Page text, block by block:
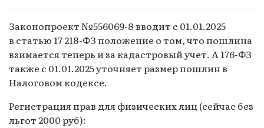
Законопроект №556069-8 вводит с 01.01.2025
в статью 17 218-ФЗ положение о том, что пошлина
взимается теперь и за кадастровый учет. А 176-ФЗ
также с 01.01.2025 уточняет размер пошлин в
Налоговом кодексе.
Регистрация прав для физических лиц (сейчас без
льгот 2000 руб):